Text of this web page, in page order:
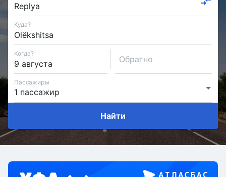
Куда?
Когда?
Обратно
Пассажиры
Найти